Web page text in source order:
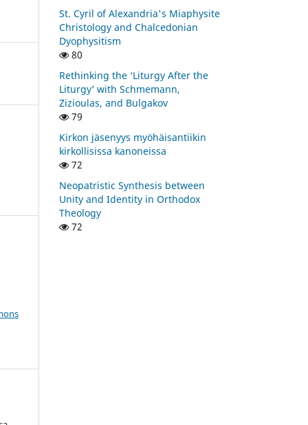
St. Cyril of Alexandria's Miaphysite
Christology and Chalcedonian
Dyophysitism
80
Rethinking the ‘Liturgy After the
Liturgy’ with Schmemann,
Zizioulas, and Bulgakov
79
Kirkon jäsenyys myöhäisantiikin
kirkollisissa kanoneissa
72
Neopatristic Synthesis between
Unity and Identity in Orthodox
Theology
72